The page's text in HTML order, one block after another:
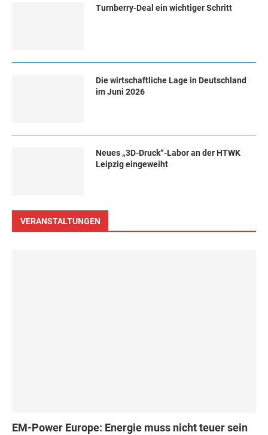
Turn­ber­ry-Deal ein wich­ti­ger Schritt
Die wirtschaftliche Lage in Deutschland
im Juni 2026
Neues „3D-Druck“-Labor an der HTWK
Leipzig eingeweiht
VERANSTALTUNGEN
EM-Power Europe: Energie muss nicht teuer sein